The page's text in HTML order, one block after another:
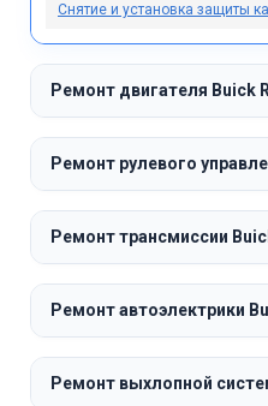
Снятие и установка защиты
Ремонт двигателя Buick
Ремонт рулевого
Ремонт трансмиссии
Ремонт автоэлектрики
Ремонт выхлопной